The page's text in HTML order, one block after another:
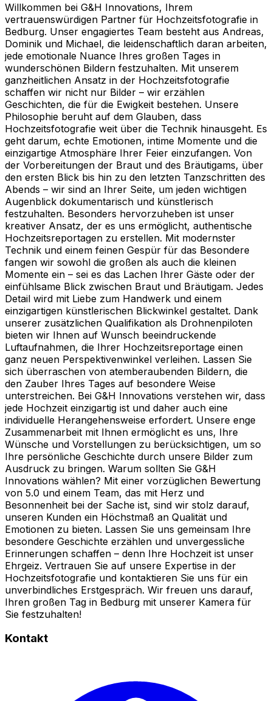
Willkommen bei G&H Innovations, Ihrem
vertrauenswürdigen Partner für Hochzeitsfotografie in
Bedburg. Unser engagiertes Team besteht aus Andreas,
Dominik und Michael, die leidenschaftlich daran arbeiten,
jede emotionale Nuance Ihres großen Tages in
wunderschönen Bildern festzuhalten. Mit unserem
ganzheitlichen Ansatz in der Hochzeitsfotografie
schaffen wir nicht nur Bilder – wir erzählen
Geschichten, die für die Ewigkeit bestehen. Unsere
Philosophie beruht auf dem Glauben, dass
Hochzeitsfotografie weit über die Technik hinausgeht. Es
geht darum, echte Emotionen, intime Momente und die
einzigartige Atmosphäre Ihrer Feier einzufangen. Von
der Vorbereitungen der Braut und des Bräutigams, über
den ersten Blick bis hin zu den letzten Tanzschritten des
Abends – wir sind an Ihrer Seite, um jeden wichtigen
Augenblick dokumentarisch und künstlerisch
festzuhalten. Besonders hervorzuheben ist unser
kreativer Ansatz, der es uns ermöglicht, authentische
Hochzeitsreportagen zu erstellen. Mit modernster
Technik und einem feinen Gespür für das Besondere
fangen wir sowohl die großen als auch die kleinen
Momente ein – sei es das Lachen Ihrer Gäste oder der
einfühlsame Blick zwischen Braut und Bräutigam. Jedes
Detail wird mit Liebe zum Handwerk und einem
einzigartigen künstlerischen Blickwinkel gestaltet. Dank
unserer zusätzlichen Qualifikation als Drohnenpiloten
bieten wir Ihnen auf Wunsch beeindruckende
Luftaufnahmen, die Ihrer Hochzeitsreportage einen
ganz neuen Perspektivenwinkel verleihen. Lassen Sie
sich überraschen von atemberaubenden Bildern, die
den Zauber Ihres Tages auf besondere Weise
unterstreichen. Bei G&H Innovations verstehen wir, dass
jede Hochzeit einzigartig ist und daher auch eine
individuelle Herangehensweise erfordert. Unsere enge
Zusammenarbeit mit Ihnen ermöglicht es uns, Ihre
Wünsche und Vorstellungen zu berücksichtigen, um so
Ihre persönliche Geschichte durch unsere Bilder zum
Ausdruck zu bringen. Warum sollten Sie G&H
Innovations wählen? Mit einer vorzüglichen Bewertung
von 5.0 und einem Team, das mit Herz und
Besonnenheit bei der Sache ist, sind wir stolz darauf,
unseren Kunden ein Höchstmaß an Qualität und
Emotionen zu bieten. Lassen Sie uns gemeinsam Ihre
besondere Geschichte erzählen und unvergessliche
Erinnerungen schaffen – denn Ihre Hochzeit ist unser
Ehrgeiz. Vertrauen Sie auf unsere Expertise in der
Hochzeitsfotografie und kontaktieren Sie uns für ein
unverbindliches Erstgespräch. Wir freuen uns darauf,
Ihren großen Tag in Bedburg mit unserer Kamera für
Sie festzuhalten!
Kontakt